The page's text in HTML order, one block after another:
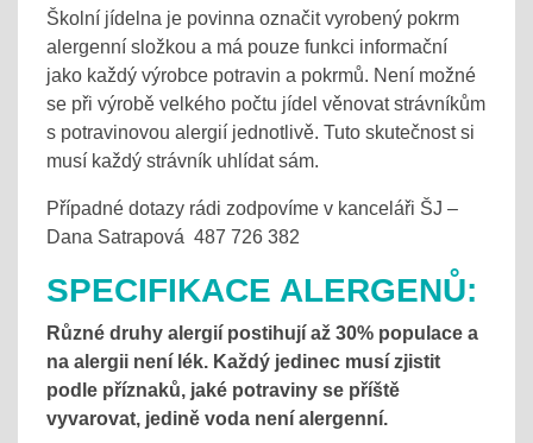
Školní jídelna je povinna označit vyrobený pokrm
alergenní složkou a má pouze funkci informační
jako každý výrobce potravin a pokrmů. Není možné
se při výrobě velkého počtu jídel věnovat strávníkům
s potravinovou alergií jednotlivě. Tuto skutečnost si
musí každý strávník uhlídat sám.
Případné dotazy rádi zodpovíme v kanceláři ŠJ –
Dana Satrapová 487 726 382
SPECIFIKACE ALERGENŮ:
Různé druhy alergií postihují až 30% populace a
na alergii není lék. Každý jedinec musí zjistit
podle příznaků, jaké potraviny se příště
vyvarovat, jedině voda není alergenní.